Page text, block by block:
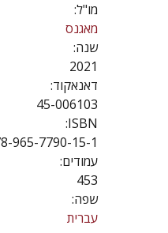
מו"ל:
מאגנס
שנה:
2021
דאנאקוד:
45-006103
ISBN:
965-7790-15-1
עמודים:
453
שפה:
עברית